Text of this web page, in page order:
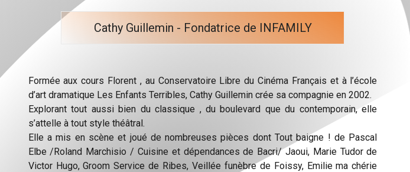
Cathy Guillemin - Fondatrice de INFAMILY
Formée aux cours Florent , au Conservatoire Libre du Cinéma Français et à l’école
d’art dramatique Les Enfants Terribles, Cathy Guillemin crée sa compagnie en 2002.
Explorant tout aussi bien du classique , du boulevard que du contemporain, elle
s’attelle à tout style théâtral.
Elle a mis en scène et joué de nombreuses pièces dont Tout baigne ! de Pascal
Elbe /Roland Marchisio / Cuisine et dépendances de Bacri/ Jaoui, Marie Tudor de
Victor Hugo, Groom Service de Ribes, Veillée funèbre de Foissy, Emilie ma chérie